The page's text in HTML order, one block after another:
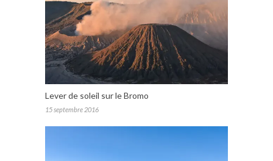
Lever de soleil sur le Bromo
15 septembre 2016